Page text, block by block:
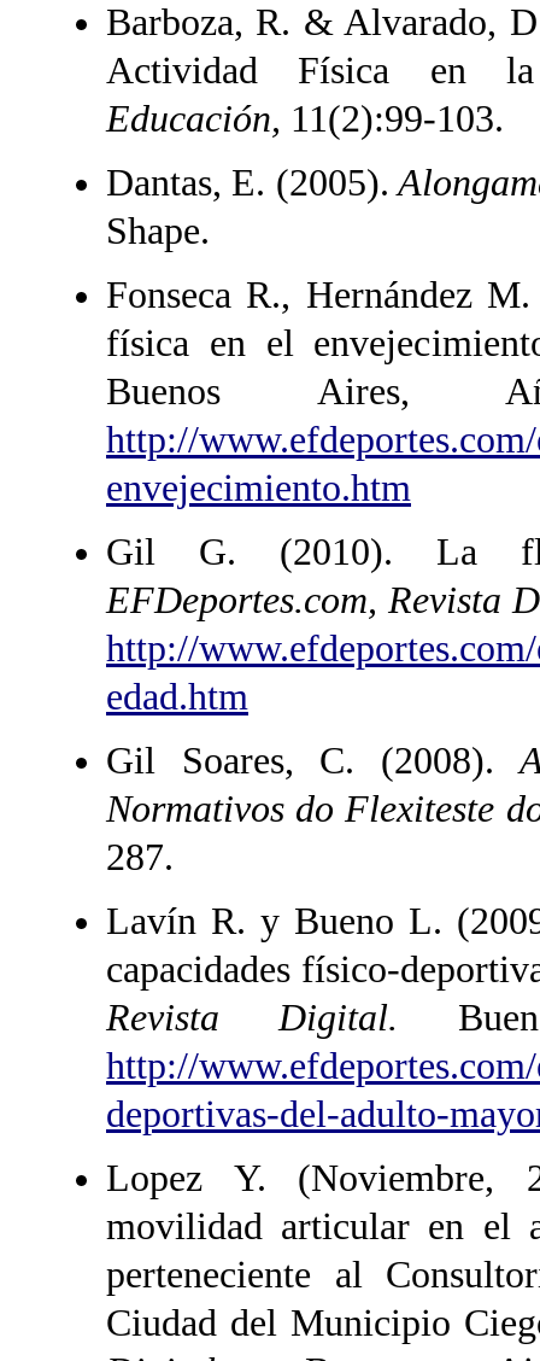
Barboza, R. & Alvarado,
Actividad Física en
Educación, 11(2):99-103.
Dantas, E. (2005).
Shape.
Fonseca R., Hernández
física en el
Buenos
http://
envejecimiento.htm
Gil G. (2010). La
EFDeportes.com, Revista
http://
edad.htm
Gil Soares, C. (2008).
Normativos do Flexiteste
287.
Lavín R. y Bueno L.
capacidades físico-
Revista Digital.
http://
deportivas-del-adulto-
Lopez Y. (Noviembre,
movilidad articular en el
perteneciente al
Ciudad del Municipio